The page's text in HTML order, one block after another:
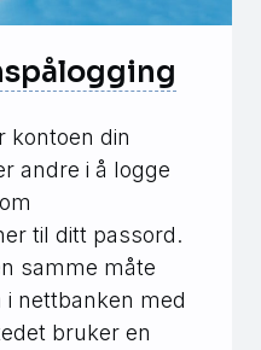
kontoen din
andre i å logge
til ditt passord.
samme måte
nettbanken med
bruker en